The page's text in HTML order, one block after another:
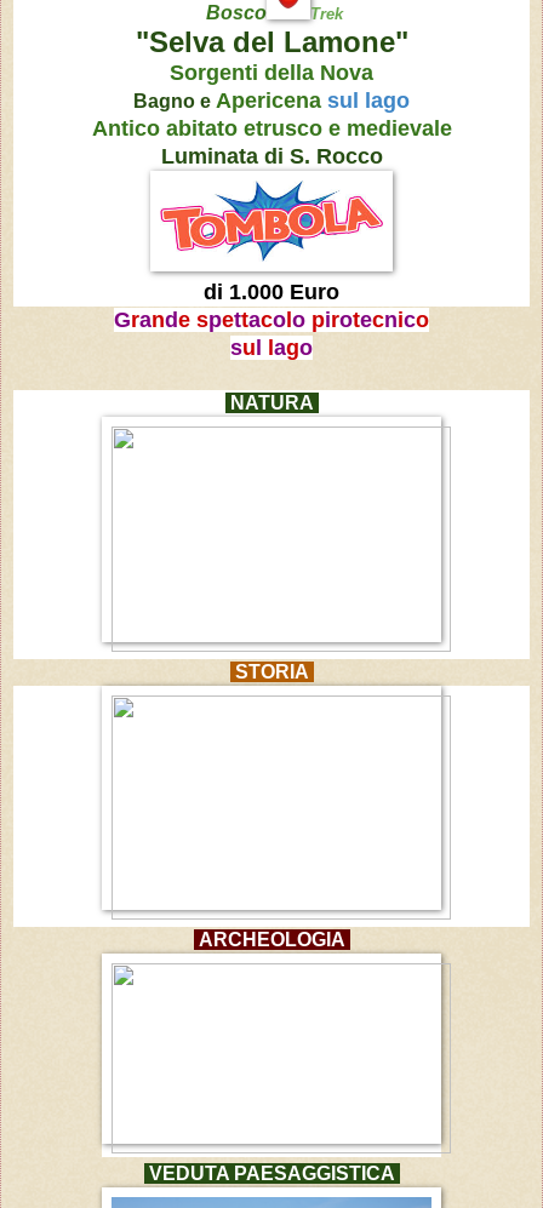
Bosco Trek
"Selva del Lamone"
Sorgenti della Nova
Bagno e Apericena sul lago
Antico abitato etrusco e medievale
Luminata di S. Rocco
di 1.000 Euro
Grande spettacolo pirotecnico
sul lago
NATURA
STORIA
ARCHEOLOGIA
VEDUTA PAESAGGISTICA